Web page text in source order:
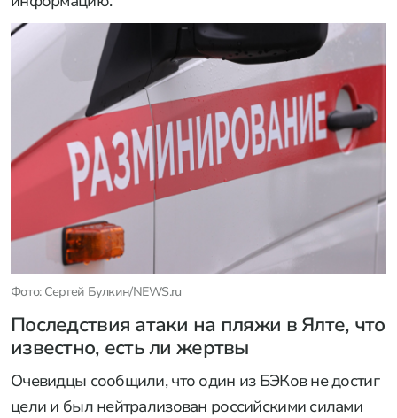
Фото: Сергей Булкин/NEWS.ru
Последствия атаки на пляжи в Ялте, что
известно, есть ли жертвы
Очевидцы сообщили, что один из БЭКов не достиг
цели и был нейтрализован российскими силами